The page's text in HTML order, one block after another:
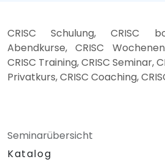
CRISC Schulung, CRISC
Abendkurse, CRISC
CRISC Training, CRISC Seminar,
Privatkurs, CRISC Coaching,
Seminarübersicht
Katalog